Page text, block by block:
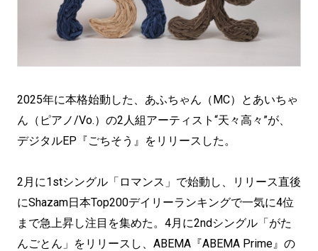
2025年に本格始動した、あふちゃん（MC）とあいちゃ
ん（ピアノ/Vo.）の2⼈組アーティスト“天々高々”が、
デジタルEP『ごちそう』をリリースした。
2月に1stシングル「ロマンス」で始動し、リリース直後
にShazam⽇本Top200デイリーランキングで⼀気に4位
まで急上昇し注目を集めた。4月に2ndシングル「がた
んごとん」をリリースし、ABEMA『ABEMA Prime』の